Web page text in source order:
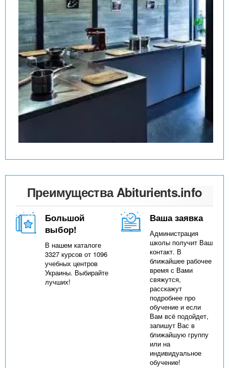
Преимущества Abiturients.info
Большой
выбор!
В нашем каталоге
3327 курсов от 1096
учебных центров
Украины. Выбирайте
лучших!
Ваша заявка
Администрация
школы получит Ваш
контакт. В
ближайшее рабочее
время с Вами
свяжутся,
расскажут
подробнее про
обучение и если
Вам всё подойдет,
запишут Вас в
ближайшую группу
или на
индивидуальное
обучение!